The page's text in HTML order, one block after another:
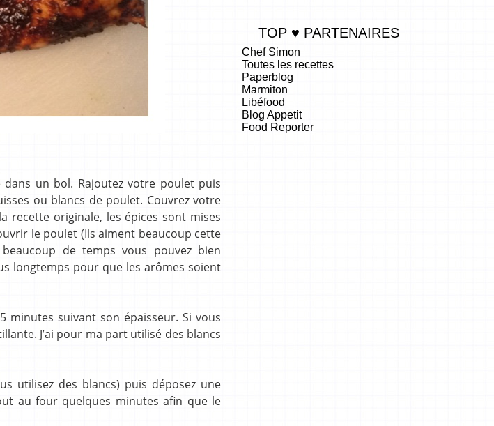
dans un bol. Rajoutez votre poulet puis
ou blancs de poulet. Couvrez votre
recette originale, les épices sont mises
le poulet (Ils aiment beaucoup cette
de temps vous pouvez bien
longtemps pour que les arômes soient
minutes suivant son épaisseur. Si vous
J’ai pour ma part utilisé des blancs
utilisez des blancs) puis déposez une
au four quelques minutes afin que le
TOP ♥ PARTENAIRES
Chef Simon
Toutes les recettes
Paperblog
Marmiton
Libéfood
Blog Appetit
Food Reporter